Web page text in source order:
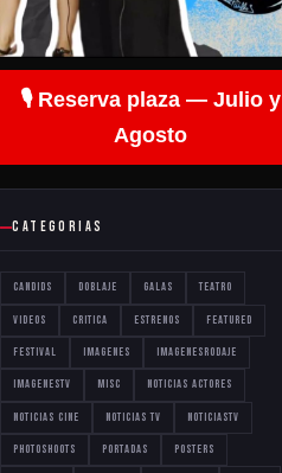
🎙️ Reserva plaza — Julio y
Agosto
CATEGORIAS
Candids Doblaje Galas Teatro
Videos critica estrenos featured
festival imagenes imagenesrodaje
imagenestv misc noticias actores
noticias cine noticias tv noticiastv
photoshoots portadas posters